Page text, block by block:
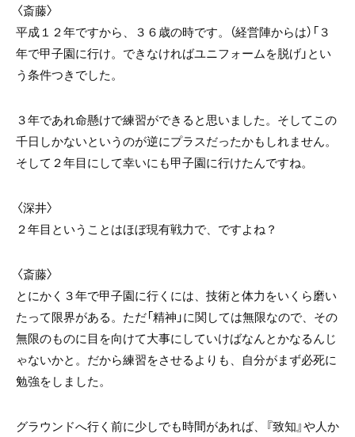
〈斎藤〉
平成１２年ですから、３６歳の時です。（経営陣からは）「３
年で甲子園に行け。できなければユニフォームを脱げ」とい
う条件つきでした。
３年であれ命懸けで練習ができると思いました。そしてこの
千日しかないというのが逆にプラスだったかもしれません。
そして２年目にして幸いにも甲子園に行けたんですね。
〈深井〉
２年目ということはほぼ現有戦力で、ですよね？
〈斎藤〉
とにかく３年で甲子園に行くには、技術と体力をいくら磨い
たって限界がある。ただ「精神」に関しては無限なので、その
無限のものに目を向けて大事にしていけばなんとかなるんじ
ゃないかと。だから練習をさせるよりも、自分がまず必死に
勉強をしました。
グラウンドへ行く前に少しでも時間があれば、『致知』や人か